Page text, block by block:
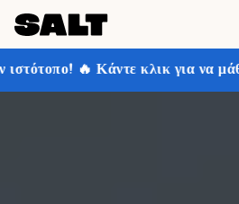
για να μάθετε περισσότερα